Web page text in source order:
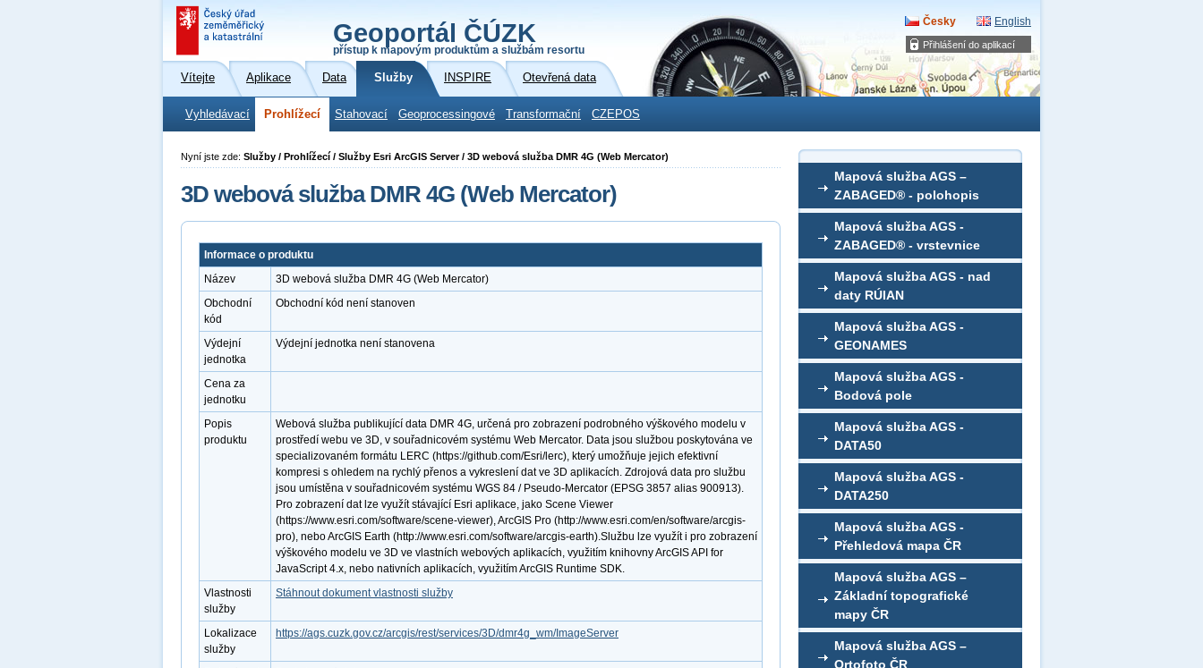
Přihlášení do aplikací
Geoportál ČÚZK
přístup k mapovým produktům a službám resortu
Česky English
Vítejte Aplikace Data Služby INSPIRE Otevřená data
Vyhledávací Prohlížecí Stahovací Geoprocessingové Transformační CZEPOS
Mapová služba AGS –
ZABAGED® - polohopis
Mapová služba AGS -
ZABAGED® - vrstevnice
Mapová služba AGS - nad
daty RÚIAN
Mapová služba AGS -
GEONAMES
Mapová služba AGS -
Bodová pole
Mapová služba AGS -
DATA50
Mapová služba AGS -
DATA250
Mapová služba AGS -
Přehledová mapa ČR
Mapová služba AGS –
Základní topografické
mapy ČR
Mapová služba AGS –
Ortofoto ČR
Nyní jste zde: Služby / Prohlížecí / Služby Esri ArcGIS Server / 3D webová služba DMR 4G (Web Mercator)
3D webová služba DMR 4G (Web Mercator)
Informace o produktu
Název
3D webová služba DMR 4G (Web Mercator)
Obchodní
kód
Obchodní kód není stanoven
Výdejní
jednotka
Výdejní jednotka není stanovena
Cena za
jednotku
Popis
produktu
Webová služba publikující data DMR 4G, určená pro zobrazení podrobného výškového modelu v
prostředí webu ve 3D, v souřadnicovém systému Web Mercator. Data jsou službou poskytována ve
specializovaném formátu LERC (https://github.com/Esri/lerc), který umožňuje jejich efektivní
kompresi s ohledem na rychlý přenos a vykreslení dat ve 3D aplikacích. Zdrojová data pro službu
jsou umístěna v souřadnicovém systému WGS 84 / Pseudo-Mercator (EPSG 3857 alias 900913).
Pro zobrazení dat lze využít stávající Esri aplikace, jako Scene Viewer
(https://www.esri.com/software/scene-viewer), ArcGIS Pro (http://www.esri.com/en/software/arcgis-
pro), nebo ArcGIS Earth (http://www.esri.com/software/arcgis-earth).Službu lze využít i pro zobrazení
výškového modelu ve 3D ve vlastních webových aplikacích, využitím knihovny ArcGIS API for
JavaScript 4.x, nebo nativních aplikacích, využitím ArcGIS Runtime SDK.
Vlastnosti
služby
Stáhnout dokument vlastnosti služby
Lokalizace
služby
https://ags.cuzk.gov.cz/arcgis/rest/services/3D/dmr4g_wm/ImageServer